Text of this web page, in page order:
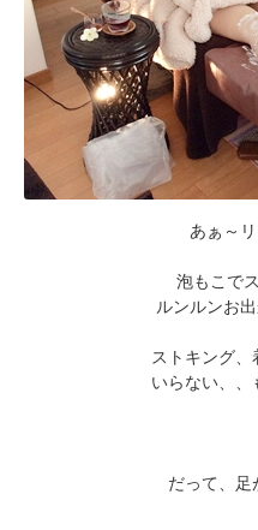
あぁ～
泡もこで
ルンルンお
ストキング、
いらない、、
だって、足